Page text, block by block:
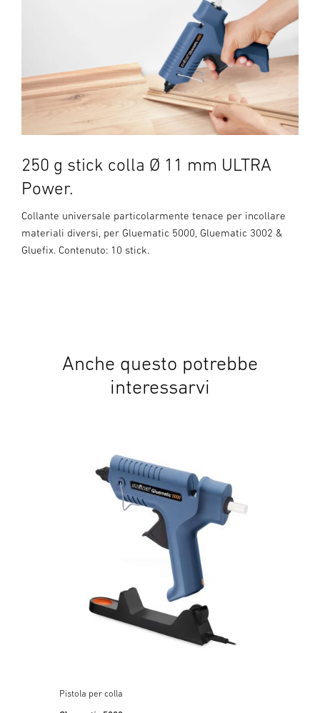
250 g stick colla Ø 11 mm ULTRA
Power.
Collante universale particolarmente tenace per incollare
materiali diversi, per Gluematic 5000, Gluematic 3002 &
Gluefix. Contenuto: 10 stick.
Anche questo potrebbe
interessarvi
Pistola per colla